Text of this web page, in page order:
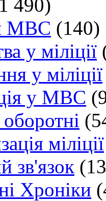
490)
МВС (140)
у міліції
у міліції
у МВС
міліції
зв'язок
Хроніки